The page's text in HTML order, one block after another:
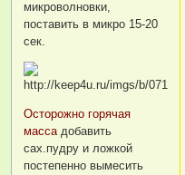
микроволновки,
поставить в микро 15-20
сек.
Осторожно горячая
массадобавить
сах.пудру и ложкой
постепенно вымесить